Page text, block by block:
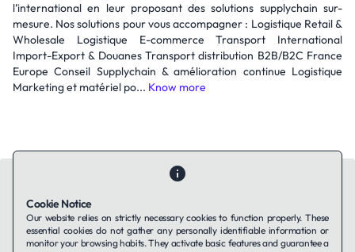
l’international en leur proposant des solutions supplychain sur-
mesure. Nos solutions pour vous accompagner : Logistique Retail &
Wholesale Logistique E-commerce Transport International
Import-Export & Douanes Transport distribution B2B/B2C France
Europe Conseil Supplychain & amélioration continue Logistique
Marketing et matériel po... Know more
Contact UsAbout UsCompanies using TAFFinPrivacy Policy
Cookie Notice
Our website relies on strictly necessary cookies to function properly. These
essential cookies do not gather any personally identifiable information or
monitor your browsing habits. They activate basic features and guarantee a